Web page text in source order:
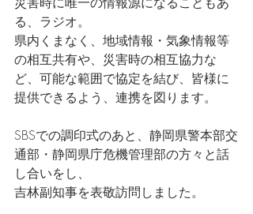
る、ラジオ。
県内くまなく、地域情報・気象情報等
の相互共有や、災害時の相互協力な
ど、可能な範囲で協定を結び、皆様に
提供できるよう、連携を図ります。
SBSでの調印式のあと、静岡県警本部交
通部・静岡県庁危機管理部の方々と話
し合いをし、
吉林副知事を表敬訪問しました。